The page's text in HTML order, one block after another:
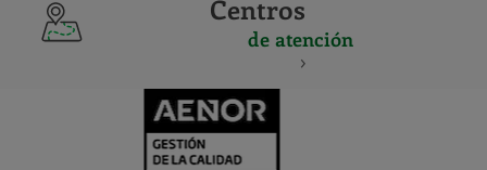
Centros
de atención
Y